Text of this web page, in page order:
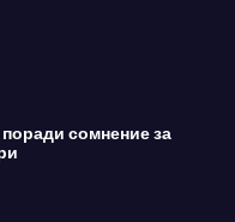
сомнение за